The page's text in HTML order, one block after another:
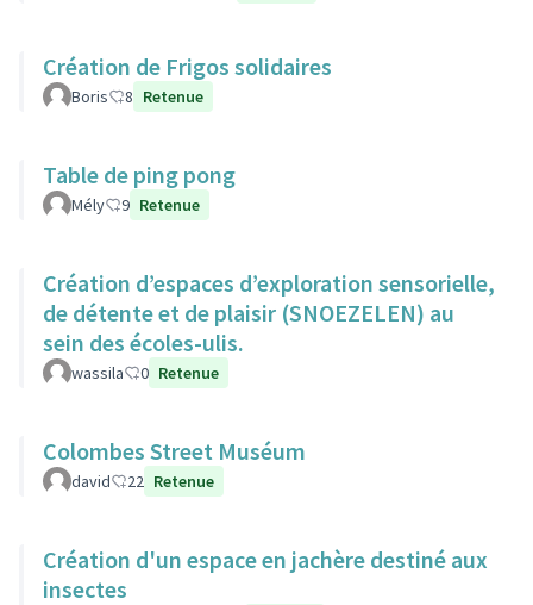
Création de Frigos solidaires
Boris 8 Retenue
Table de ping pong
Mély 9 Retenue
Création d’espaces d’exploration sensorielle,
de détente et de plaisir (SNOEZELEN) au
sein des écoles-ulis.
wassila 0 Retenue
Colombes Street Muséum
david 22 Retenue
Création d'un espace en jachère destiné aux
insectes